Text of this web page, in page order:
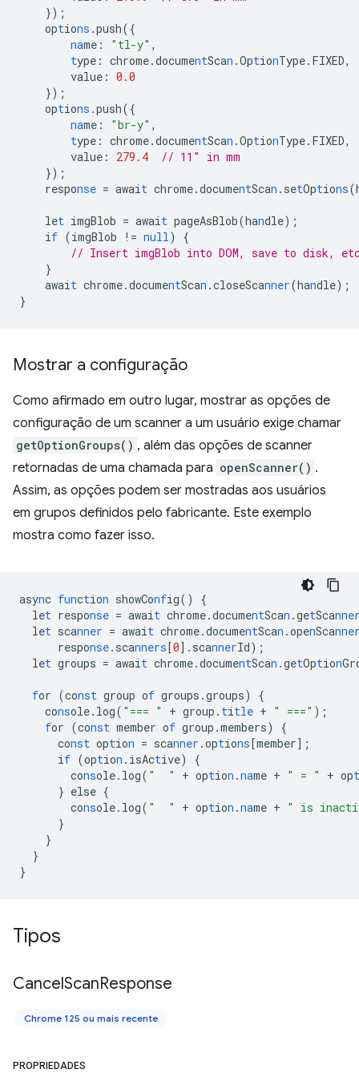
});
options .push({
name : "tl-y" ,
type : chrome.documentScan .OptionType.FIXED,
value : 0.0
});
options .push({
name : "br-y" ,
type : chrome.documentScan .OptionType.FIXED,
value : 279.4
// 11" in mm
});
response = await chrome.documentScan .setOptions
let imgBlob = await pageAsBlob(handle);
if (imgBlob != null)
{
// Insert imgBlob into DOM, save to disk,
}
await chrome.documentScan .closeScanner(handle);
}
Mostrar a configuração
Como afirmado em outro lugar, mostrar as opções de
configuração de um scanner a um usuário exige chamar
getOptionGroups() , além das opções de scanner
retornadas de uma chamada para openScanner() .
Assim, as opções podem ser mostradas aos usuários
em grupos definidos pelo fabricante. Este exemplo
mostra como fazer isso.
async function showConfig()
{
let response = await chrome.documentScan .getSca
let scanner = await chrome.documentScan .openSca
response.scanners[0] .scannerId);
let groups = await chrome.documentScan .getOption
for (const group of groups.groups)
{
console.log( "=== " + group. title + " ===" );
for (const member of group.members)
{
const option = scanner .options[member] ;
if (option .isActive)
{
console.log( "  " + option .name + " = " + opt
} else {
console.log( "  " + option .name + " is
}
}
}
}
Tipos
CancelScanResponse
Chrome 125 ou mais recente
PROPRIEDADES